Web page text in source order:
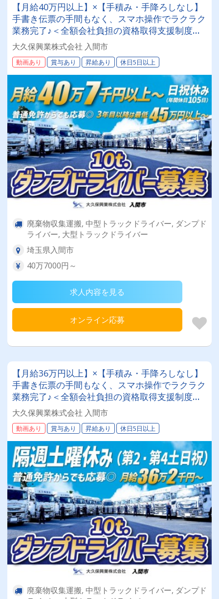
【月給40万円以上】×【手積み・手降ろしなし】
手書き伝票の手間もなく、スマホ操作でラクラク
業務完了♪＜全額会社負担の資格取得支援制度あ
り！未経験からプロへ！＞専属車両！最新モデル
が続々納車中で新車に乗れるチャンスも！【10t
ダンプドライバー】
大久保興業株式会社 入間市
動画あり 賞与あり 昇給あり 休日5日以上
廃棄物収集運搬, 中型トラックドライバー, ダンプド
ライバー, 大型トラックドライバー
埼玉県入間市
40万7000円～
求人内容を見る
オンライン応募
【月給36万円以上】×【手積み・手降ろしなし】
手書き伝票の手間もなく、スマホ操作でラクラク
業務完了♪＜全額会社負担の資格取得支援制度あ
り！未経験からプロへ！＞専属車両！最新モデル
が続々納車中で新車に乗れるチャンスも！【10t
ダンプドライバー】
大久保興業株式会社 入間市
動画あり 賞与あり 昇給あり 休日5日以上
廃棄物収集運搬, 中型トラックドライバー, ダンプド